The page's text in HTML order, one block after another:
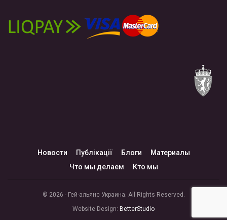
Новости Публікації Блоги
Материалы
Что мы делаем
Кто мы
© 2026 - Гей-альянс Украина. All Rights Reserved.
Website Design: BetterStudio